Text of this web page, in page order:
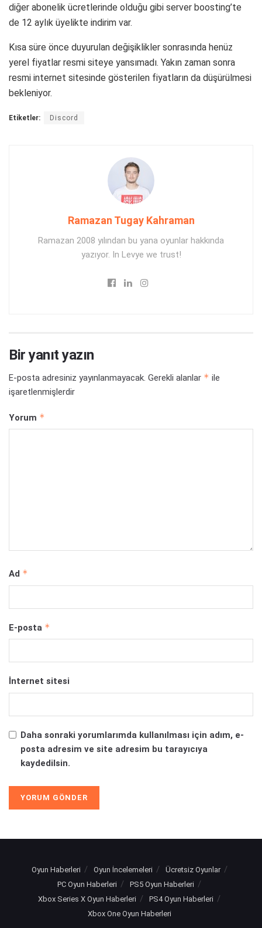
diğer abonelik ücretlerinde olduğu gibi server boosting’te
de 12 aylık üyelikte indirim var.
Kısa süre önce duyurulan değişiklikler sonrasında henüz
yerel fiyatlar resmi siteye yansımadı. Yakın zaman sonra
resmi internet sitesinde gösterilen fiyatların da düşürülmesi
bekleniyor.
Etiketler: Discord
Ramazan Tugay Kahraman
Ramazan 2008 yılından bu yana oyunlar hakkında
yazıyor. In Levye we trust!
Bir yanıt yazın
E-posta adresiniz yayınlanmayacak. Gerekli alanlar * ile
işaretlenmişlerdir
Yorum *
Ad *
E-posta *
İnternet sitesi
Daha sonraki yorumlarımda kullanılması için adım, e-
posta adresim ve site adresim bu tarayıcıya
kaydedilsin.
Oyun Haberleri Oyun İncelemeleri
Ücretsiz Oyunlar
PC Oyun Haberleri
PS5 Oyun Haberleri
Xbox Series X Oyun Haberleri
PS4 Oyun Haberleri
Xbox One Oyun Haberleri